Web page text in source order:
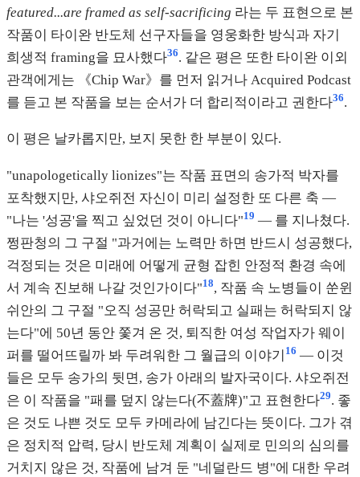
featured...are framed as self-sacrificing 라는 두 표현으로 본
작품이 타이완 반도체 선구자들을 영웅화한 방식과 자기
희생적 framing을 묘사했다36. 같은 평은 또한 타이완 이외
관객에게는 《Chip War》를 먼저 읽거나 Acquired Podcast
를 듣고 본 작품을 보는 순서가 더 합리적이라고 권한다36.
이 평은 날카롭지만, 보지 못한 한 부분이 있다.
"unapologetically lionizes"는 작품 표면의 송가적 박자를
포착했지만, 샤오쥐전 자신이 미리 설정한 또 다른 축 —
"나는 '성공'을 찍고 싶었던 것이 아니다"19 — 를 지나쳤다.
쩡판청의 그 구절 "과거에는 노력만 하면 반드시 성공했다,
걱정되는 것은 미래에 어떻게 균형 잡힌 안정적 환경 속에
서 계속 진보해 나갈 것인가이다"18, 작품 속 노병들이 쑨윈
쉬안의 그 구절 "오직 성공만 허락되고 실패는 허락되지 않
는다"에 50년 동안 쫓겨 온 것, 퇴직한 여성 작업자가 웨이
퍼를 떨어뜨릴까 봐 두려워한 그 월급의 이야기 16 — 이것
들은 모두 송가의 뒷면, 송가 아래의 발자국이다. 샤오쥐전
은 이 작품을 "패를 덮지 않는다(不蓋牌)"고 표현한다29. 좋
은 것도 나쁜 것도 모두 카메라에 남긴다는 뜻이다. 그가 겪
은 정치적 압력, 당시 반도체 계획이 실제로 민의의 심의를
거치지 않은 것, 작품에 남겨 둔 "네덜란드 병"에 대한 우려